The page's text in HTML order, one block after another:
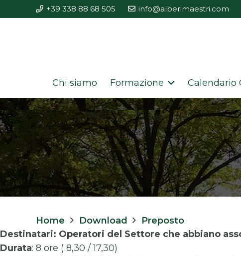
+39 338 88 68 505 info@alberimaestri.com
Chi siamo Formazione Calendario
Home Download
Preposto
Destinatari: Operatori del Settore che abbiano
Durata: 8 ore ( 8,30 / 17,30)